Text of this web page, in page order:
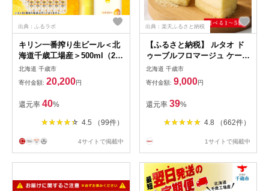
出典：ふるラボ
キリン一番搾り生ビール＜北
海道千歳工場産＞500ml（24
本）
北海道 千歳市
寄付金額: 20,200円
還元率 40%
4.5 （99件）
4サイトで掲載中
出典：楽天ふるさと納税
【ふるさと納税】 ルタオ ド
ゥーブルフロマージュ ケーキ
選べる 1個〜5個 食べ比べ ア
ソートセット（ ドゥーブルフ
ロマージュ 3個 ショコラドゥ
ーブル 2個 ）
北海道 千歳市
寄付金額: 9,000円
還元率 39%
4.8 （662件）
1サイトで掲載中